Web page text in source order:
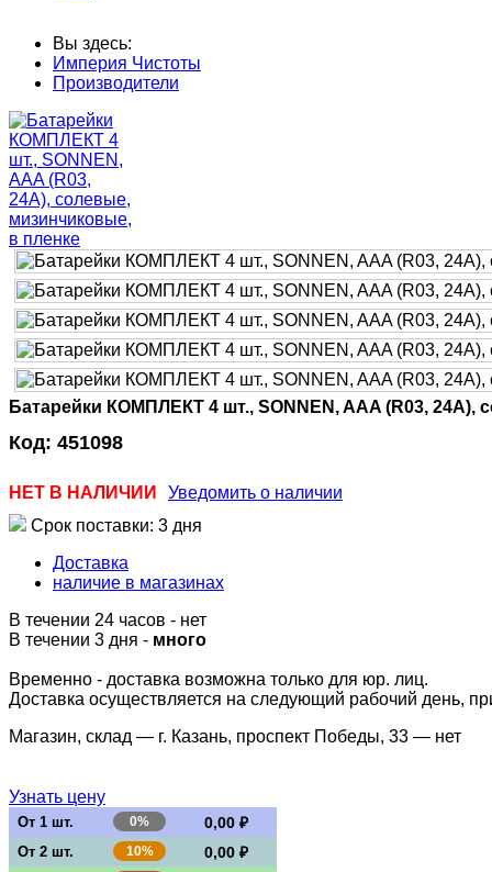
Вы здесь:
Империя Чистоты
Производители
Батарейки КОМПЛЕКТ 4 шт., SONNEN, AAA (R03, 24А),
Код: 451098
НЕТ В НАЛИЧИИ
Уведомить о наличии
Срок поставки: 3 дня
Доставка
наличие в магазинах
В течении 24 часов - нет
В течении 3 дня - много
Временно - доставка возможна только для юр. лиц.
Доставка осуществляется на следующий рабочий день,
Магазин, склад — г. Казань, проспект Победы, 33 — нет
Узнать цену
От 1 шт. 0% 0,00 ₽
От 2 шт. 10% 0,00 ₽